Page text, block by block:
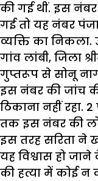
की गई थीं. इस
गई तो यह नंबर
व्यक्ति का निकला.
गांव लांबी, जिला
गुप्तरूप से सोनू
इस नंबर की जांच
ठिकाना नहीं रहा.
तक इस नंबर की
इस तरह सरिता ने
यह विश्वास हो
की हत्या में कोई न